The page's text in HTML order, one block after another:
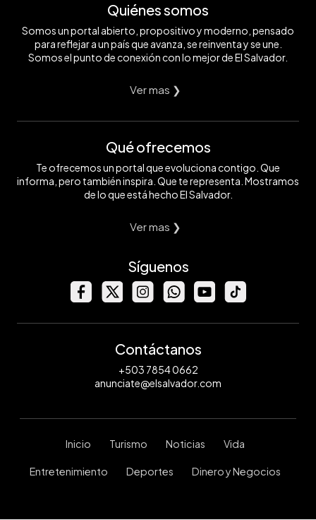
Quiénes somos
Somos un portal abierto, propositivo y moderno, pensado
para reflejar a un país que avanza, se reinventa y se une.
Somos el punto de conexión con lo mejor de El Salvador.
Ver mas ❯
Qué ofrecemos
Te ofrecemos un portal que evoluciona contigo. Que
informa, pero también inspira. Que te representa. Mostramos
de lo que está hecho El Salvador.
Ver mas ❯
Síguenos
Contáctanos
+503 7854 0662
anunciate@elsalvador.com
Inicio Turismo Noticias Vida
Entretenimiento Deportes Dinero y Negocios